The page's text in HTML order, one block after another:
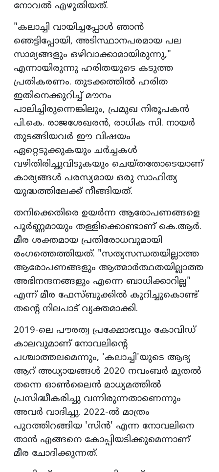
നോവൽ എഴുതിയത്.
"കലാച്ചി വായിച്ചപ്പോൾ ഞാൻ
ഞെട്ടിപ്പോയി, അടിസ്ഥാനപരമായ പല
സാമ്യങ്ങളും ഒഴിവാക്കാമായിരുന്നു,"
എന്നായിരുന്നു ഹരിതയുടെ കടുത്ത
പ്രതികരണം. തുടക്കത്തിൽ ഹരിത
ഇതിനെക്കുറിച്ച് മൗനം
പാലിച്ചിരുന്നെങ്കിലും, പ്രമുഖ നിരൂപകൻ
പി.കെ. രാജശേഖരൻ, രാധിക സി. നായർ
തുടങ്ങിയവർ ഈ വിഷയം
ഏറ്റെടുക്കുകയും ചർച്ചകൾ
വഴിതിരിച്ചുവിടുകയും ചെയ്തതോടെയാണ്
കാര്യങ്ങൾ പരസ്യമായ ഒരു സാഹിത്യ
യുദ്ധത്തിലേക്ക് നീങ്ങിയത്.
തനിക്കെതിരെ ഉയർന്ന ആരോപണങ്ങളെ
പൂർണ്ണമായും തള്ളിക്കൊണ്ടാണ് കെ.ആർ.
മീര ശക്തമായ പ്രതിരോധവുമായി
രംഗത്തെത്തിയത്. "സത്യസന്ധതയില്ലാത്ത
ആരോപണങ്ങളും ആത്മാർത്ഥതയില്ലാത്ത
അഭിനന്ദനങ്ങളും എന്നെ ബാധിക്കാറില്ല"
എന്ന് മീര ഫേസ്ബുക്കിൽ കുറിച്ചുകൊണ്ട്
തന്റെ നിലപാട് വ്യക്തമാക്കി.
2019-ലെ പൗരത്വ പ്രക്ഷോഭവും കോവിഡ്
കാലവുമാണ് നോവലിന്റെ
പശ്ചാത്തലമെന്നും, 'കലാച്ചി'യുടെ ആദ്യ
ആറ് അധ്യായങ്ങൾ 2020 നവംബർ മുതൽ
തന്നെ ഓൺലൈൻ മാധ്യമത്തിൽ
പ്രസിദ്ധീകരിച്ചു വന്നിരുന്നതാണെന്നും
അവർ വാദിച്ചു. 2022-ൽ മാത്രം
പുറത്തിറങ്ങിയ 'സിൻ' എന്ന നോവലിനെ
താൻ എങ്ങനെ കോപ്പിയടിക്കുമെന്നാണ്
മീര ചോദിക്കുന്നത്.